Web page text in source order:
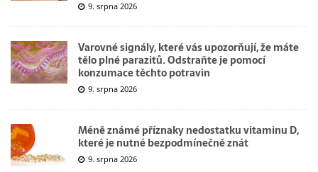
9. srpna 2026
Varovné signály, které vás upozorňují, že máte
tělo plné parazitů. Odstraňte je pomocí
konzumace těchto potravin
9. srpna 2026
Méně známé příznaky nedostatku vitaminu D,
které je nutné bezpodmínečně znát
9. srpna 2026